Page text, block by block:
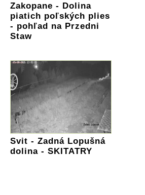
Zakopane - Dolina
piatich poľských plies
- pohľad na Przedni
Staw
Svit - Zadná Lopušná
dolina - SKITATRY